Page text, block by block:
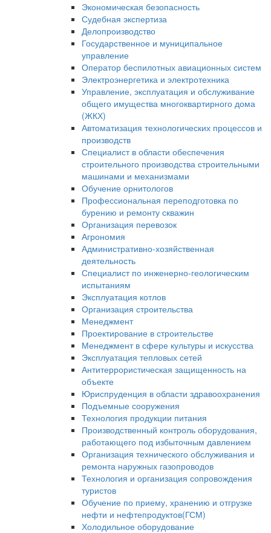
Экономическая безопасность
Судебная экспертиза
Делопроизводство
Государственное и муниципальное
управление
Оператор беспилотных авиационных систем
Электроэнергетика и электротехника
Управление, эксплуатация и обслуживание
общего имущества многоквартирного дома
(ЖКХ)
Автоматизация технологических процессов и
производств
Специалист в области обеспечения
строительного производства строительными
машинами и механизмами
Обучение орнитологов
Профессиональная переподготовка по
бурению и ремонту скважин
Организация перевозок
Агрономия
Административно-хозяйственная
деятельность
Специалист по инженерно-геологическим
испытаниям
Эксплуатация котлов
Организация строительства
Менеджмент
Проектирование в строительстве
Менеджмент в сфере культуры и искусства
Эксплуатация тепловых сетей
Антитеррористическая защищенность на
объекте
Юриспруденция в области здравоохранения
Подъемные сооружения
Технология продукции питания
Производственный контроль оборудования,
работающего под избыточным давлением
Организация технического обслуживания и
ремонта наружных газопроводов
Технология и организация сопровождения
туристов
Обучение по приему, хранению и отгрузке
нефти и нефтепродуктов(ГСМ)
Холодильное оборудование